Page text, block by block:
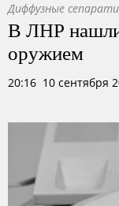
Диффузные
В ЛНР
оружием
20:16 10 сентября